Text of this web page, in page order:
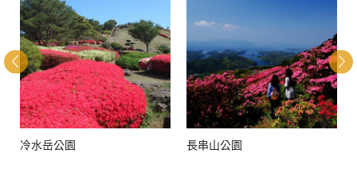
冷水岳公園 長串山公園